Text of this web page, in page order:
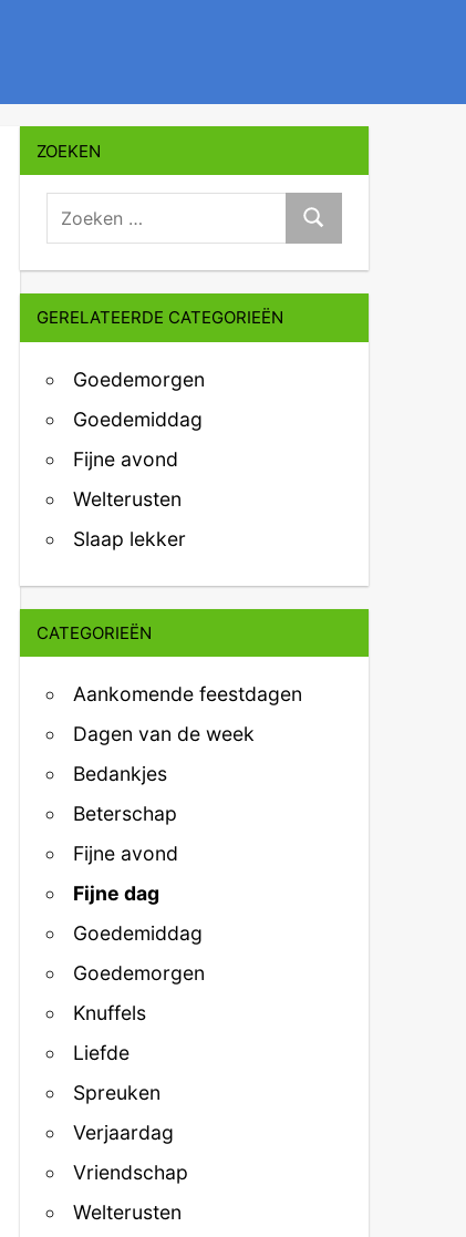
ZOEKEN
zoeken:
Zoeken
GERELATEERDE CATEGORIEËN
Goedemorgen
Goedemiddag
Fijne avond
Welterusten
Slaap lekker
CATEGORIEËN
Aankomende feestdagen
Dagen van de week
Bedankjes
Beterschap
Fijne avond
Fijne dag
Goedemiddag
Goedemorgen
Knuffels
Liefde
Spreuken
Verjaardag
Vriendschap
Welterusten